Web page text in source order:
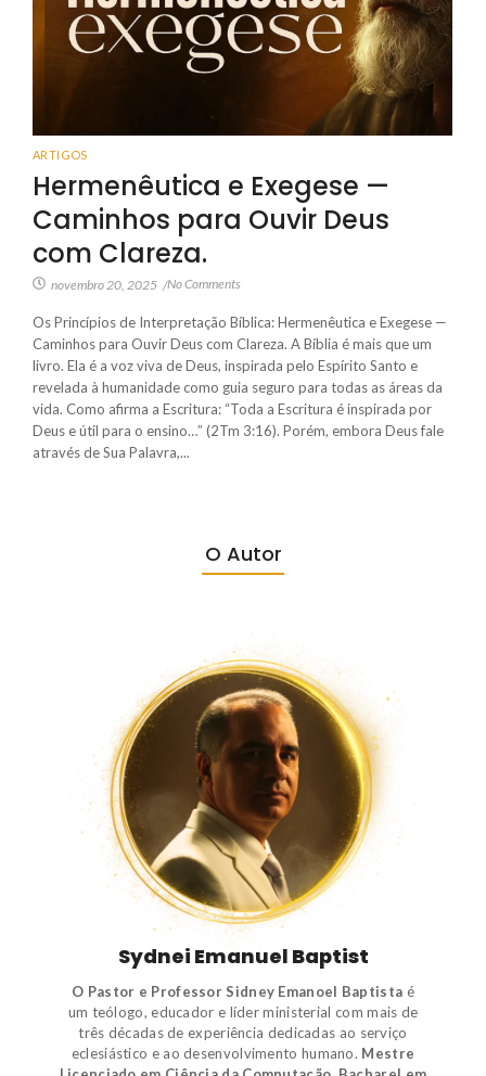
ARTIGOS
Hermenêutica e Exegese —
Caminhos para Ouvir Deus
com Clareza.
novembro 20, 2025 /No Comments
Os Princípios de Interpretação Bíblica: Hermenêutica e Exegese —
Caminhos para Ouvir Deus com Clareza. A Bíblia é mais que um
livro. Ela é a voz viva de Deus, inspirada pelo Espírito Santo e
revelada à humanidade como guia seguro para todas as áreas da
vida. Como afirma a Escritura: “Toda a Escritura é inspirada por
Deus e útil para o ensino…” (2Tm 3:16). Porém, embora Deus fale
através de Sua Palavra,...
O Autor
Sydnei Emanuel Baptist
O Pastor e Professor Sidney Emanoel Baptista é
um teólogo, educador e líder ministerial com mais de
três décadas de experiência dedicadas ao serviço
eclesiástico e ao desenvolvimento humano. Mestre